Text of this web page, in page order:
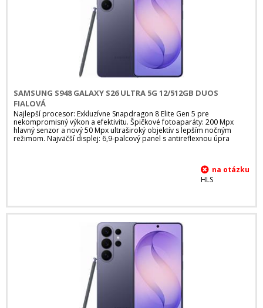
SAMSUNG S948 GALAXY S26 ULTRA 5G 12/512GB DUOS
FIALOVÁ
Najlepší procesor: Exkluzívne Snapdragon 8 Elite Gen 5 pre
nekompromisný výkon a efektivitu. Špičkové fotoaparáty: 200 Mpx
hlavný senzor a nový 50 Mpx ultraširoký objektív s lepším nočným
režimom. Najväčší displej: 6,9-palcový panel s antireflexnou úpra
HLS